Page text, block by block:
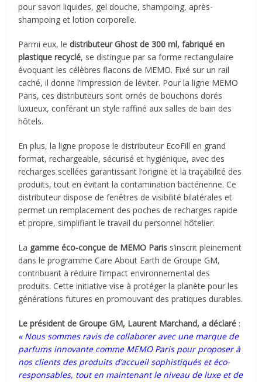
pour savon liquides, gel douche, shampoing, après-
shampoing et lotion corporelle.
Parmi eux, ledistributeur Ghost de 300 ml, fabriqué en
plastique recyclé, se distingue par sa forme rectangulaire
évoquant les célèbres flacons de MEMO. Fixé sur un rail
caché, il donne l’impression de léviter. Pour la ligne MEMO
Paris, ces distributeurs sont ornés de bouchons dorés
luxueux, conférant un style raffiné aux salles de bain des
hôtels.
En plus, la ligne propose le distributeur EcoFill en grand
format, rechargeable, sécurisé et hygiénique, avec des
recharges scellées garantissant l’origine et la traçabilité des
produits, tout en évitant la contamination bactérienne. Ce
distributeur dispose de fenêtres de visibilité bilatérales et
permet un remplacement des poches de recharges rapide
et propre, simplifiant le travail du personnel hôtelier.
La gamme éco-conçue de MEMO Paris s’inscrit pleinement
dans le programme Care About Earth de Groupe GM,
contribuant à réduire l’impact environnemental des
produits. Cette initiative vise à protéger la planète pour les
générations futures en promouvant des pratiques durables.
Le président de Groupe GM, Laurent Marchand, a déclaré :
« Nous sommes ravis de collaborer avec une marque de
parfums innovante comme MEMO Paris pour proposer à
nos clients des produits d’accueil sophistiqués et éco-
responsables, tout en maintenant le niveau de luxe et de